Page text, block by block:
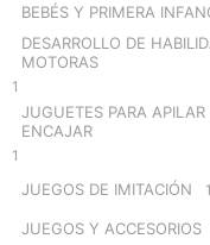
BEBÉS Y PRIMERA
DESARROLLO DE
MOTORAS
1
JUGUETES PARA APILAR
ENCAJAR
1
JUEGOS DE IMITACIÓN 1
JUEGOS Y ACCESORIOS